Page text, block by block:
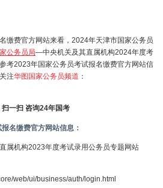
缴费官方网站来看，2024年天津市国家公务员
公务员局—中央机关及其直属机构2024年度考
考2023年国家公务员考试报名缴费官方网站信
注华图国家公务员频道 ：
扫一扫 咨询24年国考
名缴费官方网站信息：
属机构2023年度考试录用公务员专题网站
web/ui/business/auth/login.html